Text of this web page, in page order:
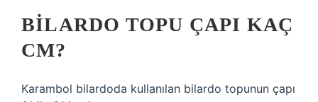
BILARDO TOPU ÇAPI KAÇ
CM?
Karambol bilardoda kullanılan bilardo topunun çapı